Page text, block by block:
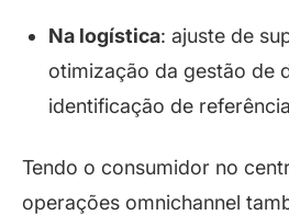
Na logística: ajuste de
otimização da gestão de
identificação de
Tendo o consumidor no
operações omnichannel